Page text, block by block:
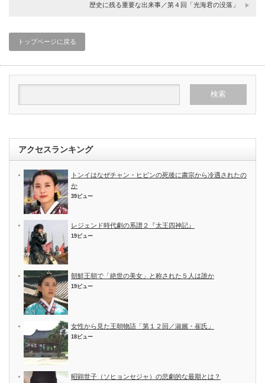
歴史に残る重要な出来事／第４回「光海君の没落」
トップページに戻る
アクセスランキング
トンイはなぜチャン・ヒビンの死後に粛宗から冷遇されたの
か
39ビュー
レジェンド時代劇の系譜２『太王四神記』
19ビュー
朝鮮王朝で「絶世の美女」と称された５人は誰か
19ビュー
女性から見た王朝物語「第１２回／淑嬪・崔氏」
18ビュー
昭顕世子（ソヒョンセジャ）の悲劇的な最期とは？